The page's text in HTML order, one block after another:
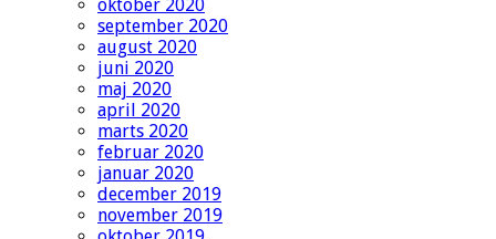
oktober 2020
september 2020
august 2020
juni 2020
maj 2020
april 2020
marts 2020
februar 2020
januar 2020
december 2019
november 2019